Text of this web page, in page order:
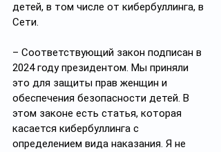
детей, в том числе от кибербуллинга, в
Сети.
– Соответствующий закон подписан в
2024 году президентом. Мы приняли
это для защиты прав женщин и
обеспечения безопасности детей. В
этом законе есть статья, которая
касается кибербуллинга с
определением вида наказания. Я не